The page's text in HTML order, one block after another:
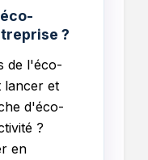
?
de l'éco-
lancer et
d'éco-
?
en